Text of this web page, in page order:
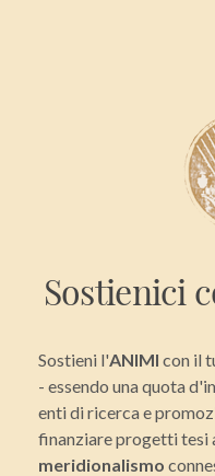
Sostienici
Sostieni l'ANIMI con il
- essendo una quota
enti di ricerca e
finanziare progetti tesi
meridionalismo